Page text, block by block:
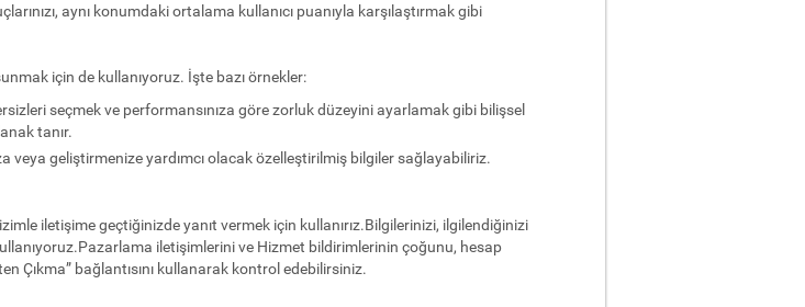
aynı konumdaki ortalama kullanıcı puanıyla karşılaştırmak gibi
için de kullanıyoruz. İşte bazı örnekler:
seçmek ve performansınıza göre zorluk düzeyini ayarlamak gibi bilişsel
tanır.
veya geliştirmenize yardımcı olacak özelleştirilmiş bilgiler sağlayabiliriz.
iletişime geçtiğinizde yanıt vermek için kullanırız.Bilgilerinizi, ilgilendiğinizi
iletişimlerini ve Hizmet bildirimlerinin çoğunu, hesap
Çıkma” bağlantısını kullanarak kontrol edebilirsiniz.